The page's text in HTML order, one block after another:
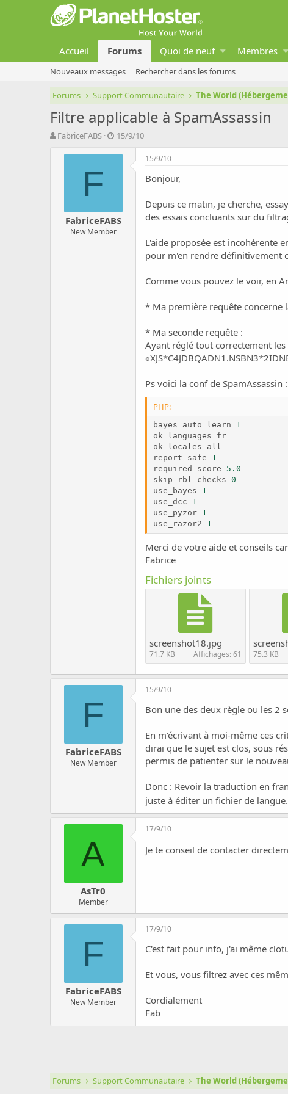
Accueil Forums Quoi de neuf Membres
Nouveaux messages Rechercher dans les forums
Forums Support Communautaire The World
Filtre applicable à SpamAssassin
A
FabriceFABS
D
t
é
b
u
15/9/10
F
FabriceFABS
New Member
15/9/10
Bonjour,
Depuis ce matin, je cherche,
des essais concluants sur du
L'aide proposée est incohérente
pour m'en rendre définitivement
Comme vous pouvez le voir, en
* Ma première requête concerne
* Ma seconde requête :
Ayant réglé tout correctement
Ps voici la conf de SpamAssassin :
PHP:
bayes_auto_learn 1
ok_languages fr
ok_locales all
report_safe 1
required_score 5.0
skip_rbl_checks 0
use_bayes 1
use_dcc 1
use_pyzor 1
use_razor2 1
Merci de votre aide et conseils
Fabrice
Fichiers joints
screenshot18.jpg
71.7 KB Affichages: 61 75.3 KB
F
FabriceFABS
New Member
15/9/10
Bon une des deux règle ou les 2
En m'écrivant à moi-même ces
dirai que le sujet est clos, sous
permis de patienter sur le
Donc : Revoir la traduction en
juste à éditer un fichier de
A
AsTr0
Member
17/9/10
Je te conseil de contacter
F
FabriceFABS
New Member
17/9/10
C'est fait pour info, j'ai même
Et vous, vous filtrez avec ces
Cordialement
Fab
Forums Support Communautaire The World